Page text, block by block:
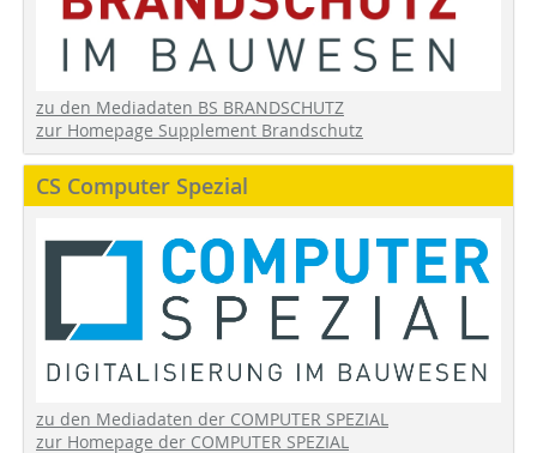
zu den Mediadaten BS BRANDSCHUTZ
zur Homepage Supplement Brandschutz
CS Computer Spezial
zu den Mediadaten der COMPUTER SPEZIAL
zur Homepage der COMPUTER SPEZIAL